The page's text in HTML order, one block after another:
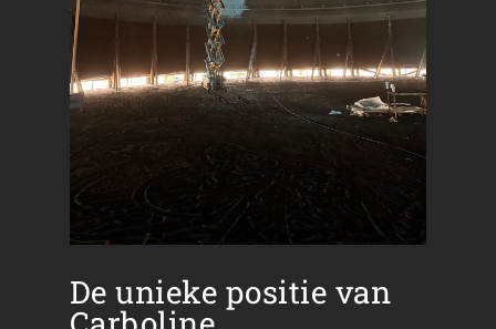
De unieke positie van